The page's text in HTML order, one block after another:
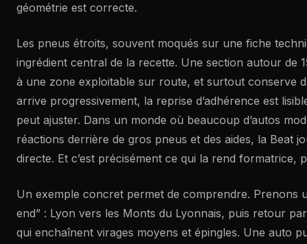
géométrie est correcte.
Les pneus étroits, souvent moqués sur une fiche
ingrédient central de la recette. Une section autour de
à une zone exploitable sur route, et surtout conserve
arrive progressivement, la reprise d’adhérence est
peut ajuster. Dans un monde où beaucoup d’autos
réactions derrière de gros pneus et des aides, la Beat
directe. Et c’est précisément ce qui la rend formatrice,
Un exemple concret permet de comprendre. Prenons
end” : Lyon vers les Monts du Lyonnais, puis retour
qui enchaînent virages moyens et épingles. Une auto